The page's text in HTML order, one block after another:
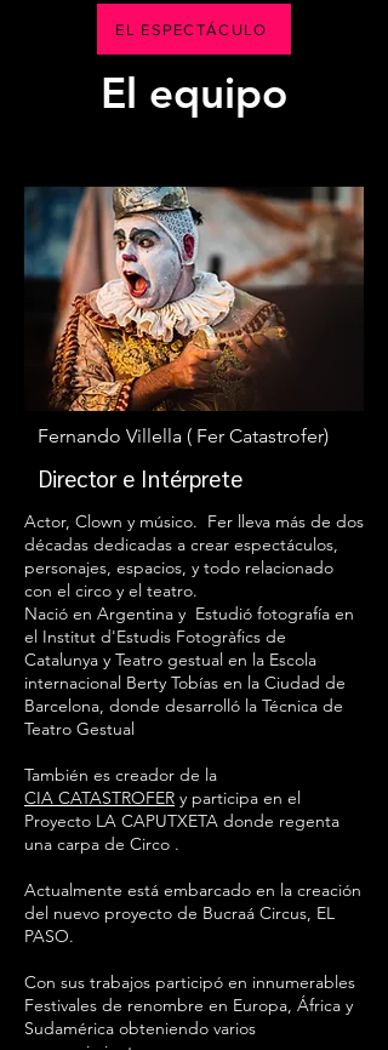
EL ESPECTÁCULO
El equipo
Fernando Villella ( Fer Catastrofer)
Director e Intérprete
Actor, Clown y músico. Fer lleva más de dos
décadas dedicadas a crear espectáculos,
personajes, espacios, y todo relacionado
con el circo y el teatro.
Nació en Argentina y Estudió fotografía en
el Institut d'Estudis Fotogràfics de
Catalunya y Teatro gestual en la Escola
internacional Berty Tobías en la Ciudad de
Barcelona, donde desarrolló la Técnica de
Teatro Gestual
También es creador de la
CIA CATASTROFER y participa en el
Proyecto LA CAPUTXETA donde regenta
una carpa de Circo .
Actualmente está embarcado en la creación
del nuevo proyecto de Bucraá Circus, EL
PASO.
Con sus trabajos participó en innumerables
Festivales de renombre en Europa, África y
Sudamérica obteniendo varios